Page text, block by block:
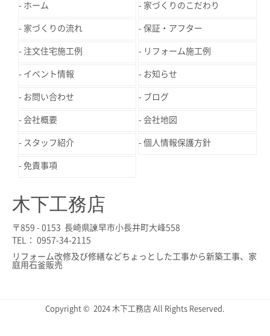
ホーム 家づくりのこだわり
家づくりの流れ 保証・アフター
注文住宅施工例 リフォーム施工例
イベント情報 お知らせ
お問い合わせ ブログ
会社概要 会社地図
スタッフ紹介 個人情報保護方針
免責事項
木下工務店
〒859 - 0153 長崎県諫早市小長井町大峰558
TEL： 0957-34-2115
リフォーム改修及び修繕などちょっとした工事から新築工事、家
庭用石釜販売
Copyright © 2024 木下工務店 All Rights Reserved.